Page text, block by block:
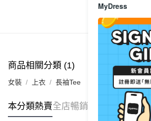
每筆HK$40.00，滿HK$350.00或以上免運費
付款後順豐站及營業點
每筆HK$40.00，滿HK$350.00或以上免運費
付款後順豐合作便利店
每筆HK$40.00，滿HK$350.00或以上免運費
商品推薦
商品相關分類 (1)
女裝 上衣 長袖Tee
本分類熱賣全店暢銷排行
MyDress